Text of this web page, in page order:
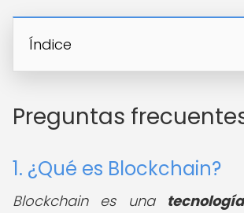
Índice
Preguntas
1. ¿Qué es Blockchain?
Blockchain es una tecnología